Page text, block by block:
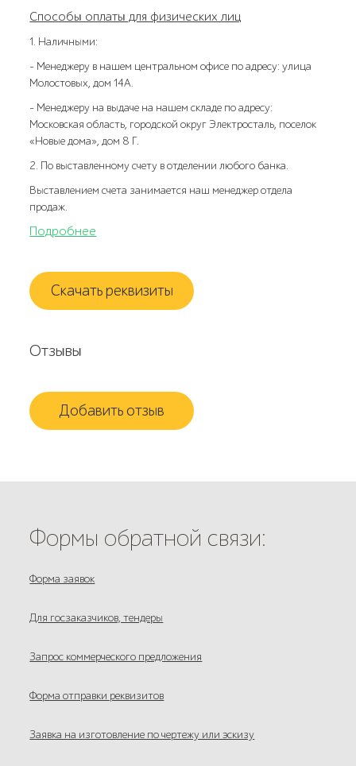
Способы оплаты для физических лиц
1. Наличными:
- Менеджеру в нашем центральном офисе по адресу: улица
Молостовых, дом 14А.
- Менеджеру на выдаче на нашем складе по адресу:
Московская область, городской округ Электросталь, поселок
«Новые дома», дом 8 Г.
2. По выставленному счету в отделении любого банка.
Выставлением счета занимается наш менеджер отдела
продаж.
Подробнее
Скачать реквизиты
Отзывы
Добавить отзыв
Формы обратной связи:
Форма заявок
Для госзаказчиков, тендеры
Запрос коммерческого предложения
Форма отправки реквизитов
Заявка на изготовление по чертежу или эскизу